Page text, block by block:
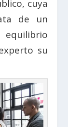
cuya
de un
su